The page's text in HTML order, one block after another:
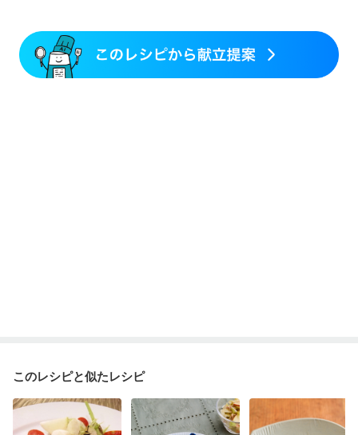
妊娠糖尿病(初期)
産後（ミルク）
骨折 骨粗しょう症
関節リウマチ
低栄養予防
このレシピと似たレシピ